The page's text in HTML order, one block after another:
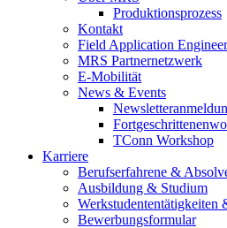
Produktionsprozess
Kontakt
Field Application
MRS Partnernetzwerk
E-Mobilität
News & Events
TConn Workshop
Karriere
Berufserfahrene &
Ausbildung & Studium
Werkstudententätigkeiten
Bewerbungsformular